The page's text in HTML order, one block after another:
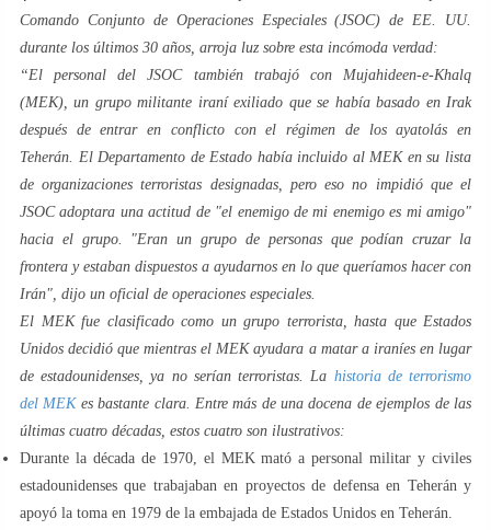
Comando Conjunto de Operaciones Especiales (JSOC) de EE. UU.
durante los últimos 30 años, arroja luz sobre esta incómoda verdad:
“El personal del JSOC también trabajó con Mujahideen-e-Khalq
(MEK), un grupo militante iraní exiliado que se había basado en Irak
después de entrar en conflicto con el régimen de los ayatolás en
Teherán. El Departamento de Estado había incluido al MEK en su lista
de organizaciones terroristas designadas, pero eso no impidió que el
JSOC adoptara una actitud de "el enemigo de mi enemigo es mi amigo"
hacia el grupo. "Eran un grupo de personas que podían cruzar la
frontera y estaban dispuestos a ayudarnos en lo que queríamos hacer con
Irán", dijo un oficial de operaciones especiales.
El MEK fue clasificado como un grupo terrorista, hasta que Estados
Unidos decidió que mientras el MEK ayudara a matar a iraníes en lugar
de estadounidenses, ya no serían terroristas. La historia de terrorismo
del MEKes bastante clara. Entre más de una docena de ejemplos de las
últimas cuatro décadas, estos cuatro son ilustrativos:
Durante la década de 1970, el MEK mató a personal militar y civiles
estadounidenses que trabajaban en proyectos de defensa en Teherán y
apoyó la toma en 1979 de la embajada de Estados Unidos en Teherán.